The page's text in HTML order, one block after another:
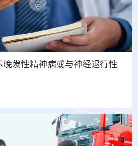
晚发性精神病或与神经退行性